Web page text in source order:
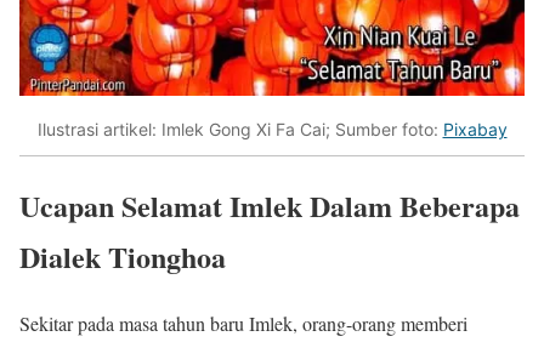
Ilustrasi artikel: Imlek Gong Xi Fa Cai; Sumber foto: Pixabay
Ucapan Selamat Imlek Dalam Beberapa
Dialek Tionghoa
Sekitar pada masa tahun baru Imlek, orang-orang memberi